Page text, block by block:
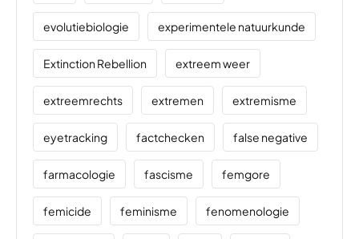
evolutiebiologie experimentele natuurkunde
Extinction Rebellion extreem weer
extreemrechts extremen extremisme
eyetracking factchecken false negative
farmacologie fascisme femgore
femicide feminisme fenomenologie